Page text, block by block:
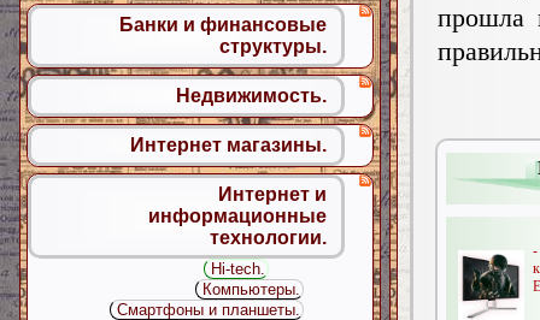
прошла
Банки и финансовые
структуры.
Недвижимость.
Интернет магазины.
Интернет и
информационные
технологии.
Hi-tech.
Компьютеры.
Смартфоны и планшеты.